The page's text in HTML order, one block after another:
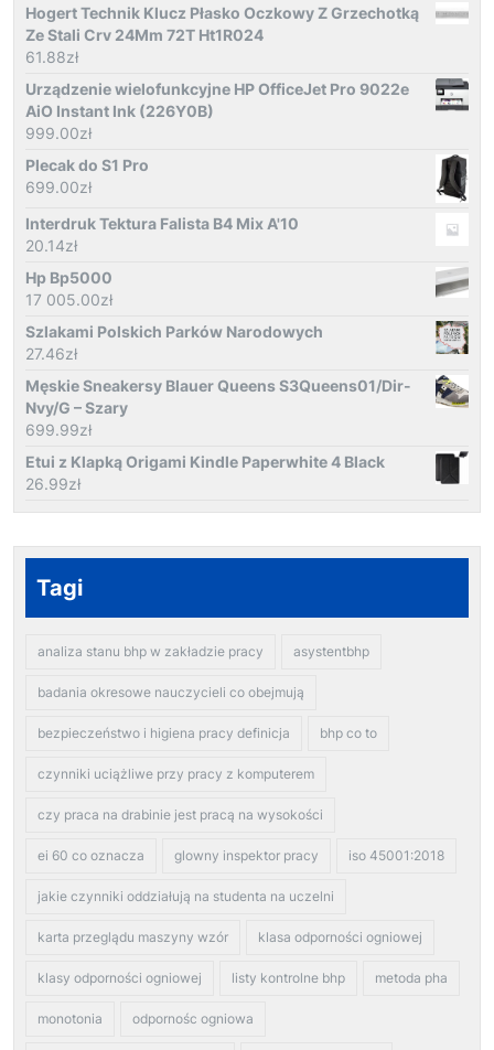
Hogert Technik Klucz Płasko Oczkowy Z Grzechotką
Ze Stali Crv 24Mm 72T Ht1R024
61.88zł
Urządzenie wielofunkcyjne HP OfficeJet Pro 9022e
AiO Instant Ink (226Y0B)
999.00zł
Plecak do S1 Pro
699.00zł
Interdruk Tektura Falista B4 Mix A'10
20.14zł
Hp Bp5000
17 005.00zł
Szlakami Polskich Parków Narodowych
27.46zł
Męskie Sneakersy Blauer Queens S3Queens01/Dir-
Nvy/G – Szary
699.99zł
Etui z Klapką Origami Kindle Paperwhite 4 Black
26.99zł
Tagi
analiza stanu bhp w zakładzie pracy asystentbhp
badania okresowe nauczycieli co obejmują
bezpieczeństwo i higiena pracy definicja bhp co to
czynniki uciążliwe przy pracy z komputerem
czy praca na drabinie jest pracą na wysokości
ei 60 co oznacza glowny inspektor pracy iso 45001:2018
jakie czynniki oddziałują na studenta na uczelni
karta przeglądu maszyny wzór klasa odporności ogniowej
klasy odporności ogniowej listy kontrolne bhp metoda pha
monotonia odpornośc ogniowa